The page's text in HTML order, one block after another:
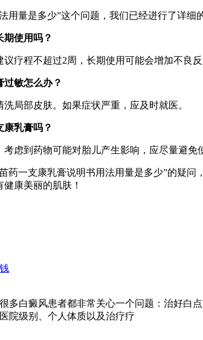
用量是多少”这个问题，我们已经进行了详细
期使用吗？
疗程不超过2周，长期使用可能会增加不良
过敏怎么办？
局部皮肤。如果症状严重，应及时就医。
康乳膏吗？
虑到药物可能对胎儿产生影响，应尽量避免
药一支康乳膏说明书用法用量是多少”的疑
康美丽的肌肤！
多白癜风患者都非常关心一个问题：治好白
院级别、个人体质以及治疗疗